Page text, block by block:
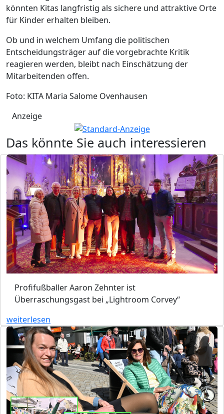
könnten Kitas langfristig als sichere und attraktive Orte
für Kinder erhalten bleiben.
Ob und in welchem Umfang die politischen
Entscheidungsträger auf die vorgebrachte Kritik
reagieren werden, bleibt nach Einschätzung der
Mitarbeitenden offen.
Foto: KITA Maria Salome Ovenhausen
Anzeige
Das könnte Sie auch interessieren
Profifußballer Aaron Zehnter ist
Überraschungsgast bei „Lightroom Corvey“
weiterlesen